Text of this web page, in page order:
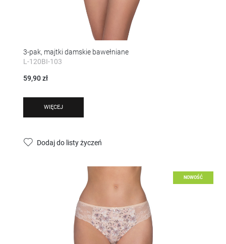
3-pak, majtki damskie bawełniane
L-120BI-103
59,90 zł
WIĘCEJ
Dodaj do listy życzeń
NOWOŚĆ